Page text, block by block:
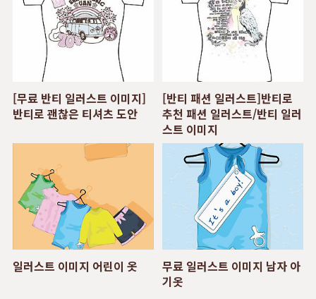
[무료 반티 일러스트 이미지]
반티로 괜찮은 티셔츠 도안
[반티 패션 일러스트]반티로
추천 패션 일러스트/반티 일러
스트 이미지
일러스트 이미지 어린이 옷
무료 일러스트 이미지 남자 아
기옷